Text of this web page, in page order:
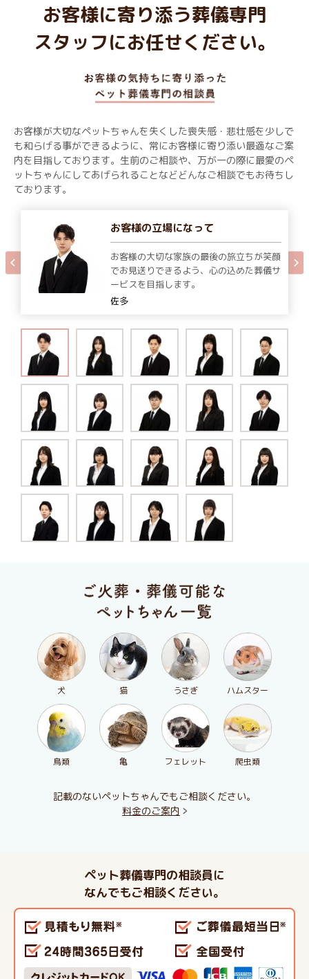
お客様に寄り添う葬儀専門
スタッフにお任せください。
お客様が大切なペットちゃんを失くした喪失感・悲壮感を少しで
も和らげる事ができるように、常にお客様に寄り添い最適なご案
内を目指しております。生前のご相談や、万が一の際に最愛のペ
ットちゃんにしてあげられることなどどんなご相談でもお待ちし
ております。
お客様の立場になって
お客様の大切な家族の最後の旅立ちが笑顔
でお見送りできるよう、心の込めた葬儀サ
ービスを目指します。
佐多
犬 猫 うさぎ ハムスター
鳥類 亀 フェレット 爬虫類
記載のないペットちゃんでもご相談ください。
料金のご案内
ペット葬儀専門の相談員に
なんでもご相談ください。